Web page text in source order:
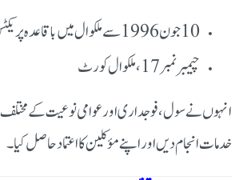
10 جون 1996 سے ملکوال میں باقاعدہ پریکٹس
چیمبر نمبر 17، ملکوال کورٹ
انہوں نے سول، فوجداری اور عوامی نوعیت کے
خدمات انجام دیں اور اپنے مؤکلین کا اعتماد حاصل کیا۔